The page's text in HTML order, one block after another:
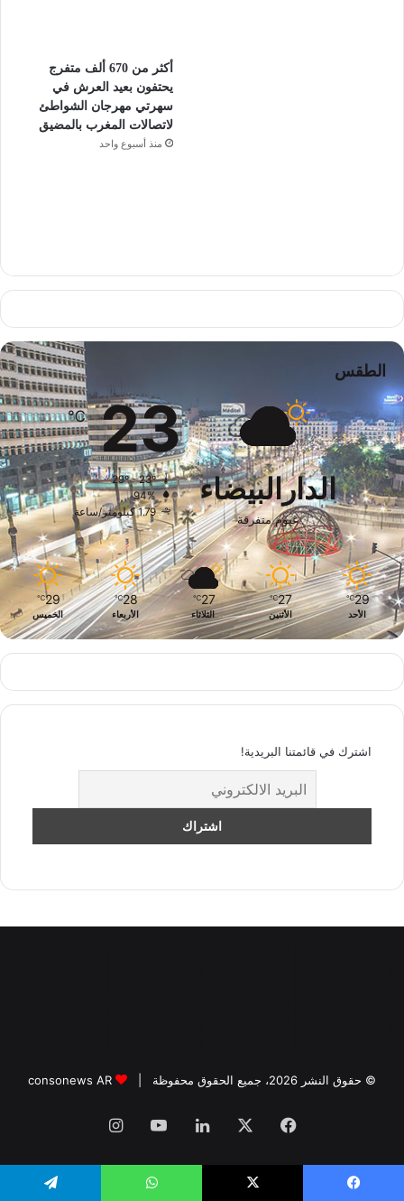
أكثر من 670 ألف متفرج
يحتفون بعيد العرش في
سهرتي مهرجان الشواطئ
لاتصالات المغرب بالمضيق
منذ أسبوع واحد
الطقس
الدارالبيضاء
غيوم متفرقة
23
℃
29º - 23º
94%
1.79 كيلومتر/ساعة
29
℃
الأحد
27
℃
الأثنين
27
℃
الثلاثاء
28
℃
الأربعاء
29
℃
الخميس
اشترك في قائمتنا البريدية!
© حقوق النشر 2026، جميع الحقوق محفوظة | consonews AR
فيسبوك لينكدإن‫YouTubeانستقرام